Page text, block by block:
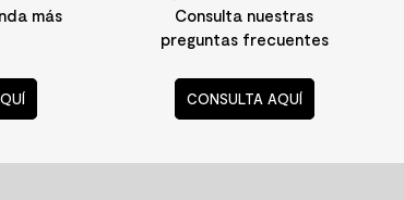
más
Consulta nuestras
preguntas frecuentes
CONSULTA AQUÍ